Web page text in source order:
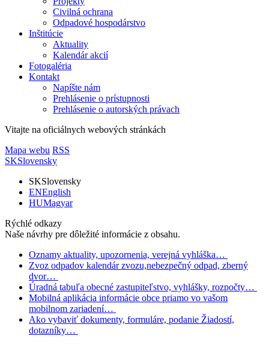
Civilná ochrana
Odpadové hospodárstvo
Inštitúcie
Aktuality
Kalendár akcií
Fotogaléria
Kontakt
Napíšte nám
Prehlásenie o prístupnosti
Prehlásenie o autorských právach
Vitajte na oficiálnych webových stránkách
Mapa webu RSS
SKSlovensky
SKSlovensky
ENEnglish
HUMagyar
Rýchlé odkazy
Naše návrhy pre dôležité informácie z obsahu.
Oznamy aktuality, upozornenia, verejná vyhláška…
Zvoz odpadov kalendár zvozu,nebezpečný odpad, zberný
dvor…
Úradná tabuľa obecné zastupiteľstvo, vyhlášky, rozpočty…
Mobilná aplikácia informácie obce priamo vo vašom
mobilnom zariadení…
Ako vybaviť dokumenty, formuláre, podanie Žiadostí,
dotazníky…